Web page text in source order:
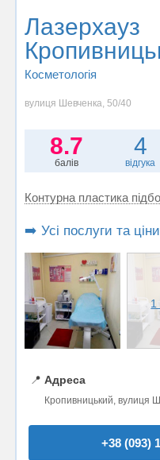
Лазерхауз
Косметологія
вулиця Шевченка, 50/40
8.7
балів
4
відгука
Контурна пластика
➡️ Усі послуги та
1
📍 Адреса
Кропивницький, вулиця
+38 (093)